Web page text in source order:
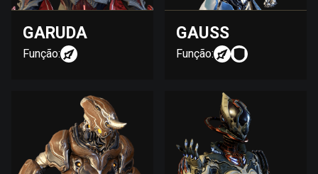
GARUDA
Função:
GAUSS
Função: